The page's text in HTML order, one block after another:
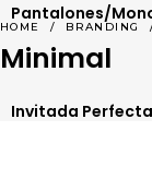
Pantalones/
Invitada Perfecta
HOME / BRANDING
Minimal